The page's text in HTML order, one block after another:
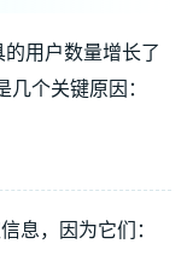
用户数量增长了
个关键原因：
息，因为它们：